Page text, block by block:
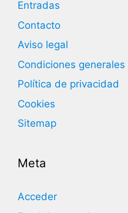
Entradas
Contacto
Aviso legal
Condiciones generales
Política de privacidad
Cookies
Sitemap
Meta
Acceder